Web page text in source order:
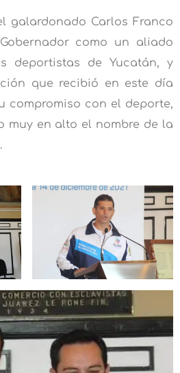
galardonado Carlos Franco
como un aliado
deportistas de Yucatán, y
que recibió en este día
compromiso con el deporte,
muy en alto el nombre de la